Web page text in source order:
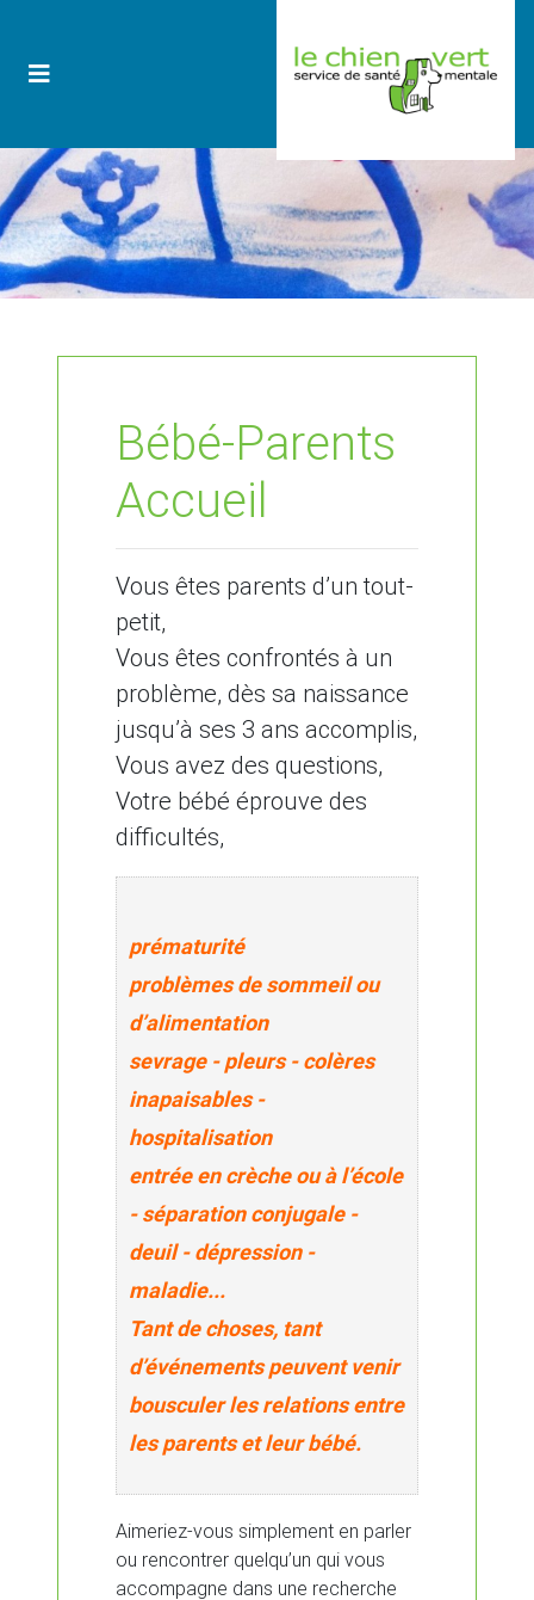
Bébé-Parents
Accueil
Vous êtes parents d’un tout-
petit,
Vous êtes confrontés à un
problème, dès sa naissance
jusqu’à ses 3 ans accomplis,
Vous avez des questions,
Votre bébé éprouve des
difficultés,
prématurité
problèmes de sommeil ou
d’alimentation
sevrage - pleurs - colères
inapaisables -
hospitalisation
entrée en crèche ou à l’école
- séparation conjugale -
deuil - dépression -
maladie...
Tant de choses, tant
d’événements peuvent venir
bousculer les relations entre
les parents et leur bébé.
Aimeriez-vous simplement en parler
ou rencontrer quelqu’un qui vous
accompagne dans une recherche